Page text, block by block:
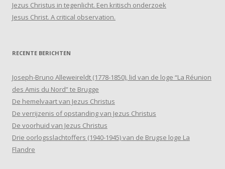
Jezus Christus in tegenlicht. Een kritisch onderzoek
Jesus Christ. A critical observation.
RECENTE BERICHTEN
Joseph-Bruno Alleweireldt (1778-1850), lid van de loge “La Réunion
des Amis du Nord” te Brugge
De hemelvaart van Jezus Christus
De verrijzenis of opstanding van Jezus Christus
De voorhuid van Jezus Christus
Drie oorlogsslachtoffers (1940-1945) van de Brugse loge La
Flandre